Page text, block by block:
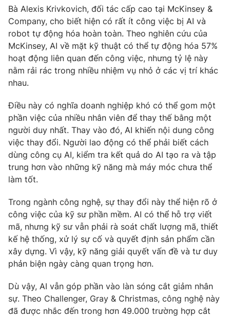
VTV4 Vươn mình bằng AI
VTV9 VTV8
Liên hệ tòa soạn
THỜI BÁO VTV
Cơ quan chủ quản: Đài Truyền hình Việt Nam
Cơ quan báo chí:Thời báo VTV
Giấy phép hoạt động báo in và báo điện tử số 483/GP-BTTTT
cấp ngày 29/12/2023
Tổng Biên tập: Vũ Thanh Thủy
Phó Tổng Biên tập:Nguyễn Thị Mỹ Hạnh, Phạm Quốc Thắng,
Nguyễn Trọng Ninh
Tổng đài VTV:024.38 355 931 - 024.38 355 932
Bà Alexis Krivkovich, đối tác cấp cao tại McKinsey &
Company, cho biết hiện có rất ít công việc bị AI và
robot tự động hóa hoàn toàn. Theo nghiên cứu của
McKinsey, AI về mặt kỹ thuật có thể tự động hóa 57%
hoạt động liên quan đến công việc, nhưng tỷ lệ này
nằm rải rác trong nhiều nhiệm vụ nhỏ ở các vị trí khác
nhau.
Điều này có nghĩa doanh nghiệp khó có thể gom một
phần việc của nhiều nhân viên để thay thế bằng một
người duy nhất. Thay vào đó, AI khiến nội dung công
việc thay đổi. Người lao động có thể phải biết cách
dùng công cụ AI, kiểm tra kết quả do AI tạo ra và tập
trung hơn vào những kỹ năng mà máy móc chưa thể
làm tốt.
Trong ngành công nghệ, sự thay đổi này thể hiện rõ ở
công việc của kỹ sư phần mềm. AI có thể hỗ trợ viết
mã, nhưng kỹ sư vẫn phải rà soát chất lượng mã, thiết
kế hệ thống, xử lý sự cố và quyết định sản phẩm cần
xây dựng. Vì vậy, kỹ năng giải quyết vấn đề và tư duy
phản biện ngày càng quan trọng hơn.
Dù vậy, AI vẫn góp phần vào làn sóng cắt giảm nhân
sự. Theo Challenger, Gray & Christmas, công nghệ này
đã được nhắc đến trong hơn 49.000 trường hợp cắt